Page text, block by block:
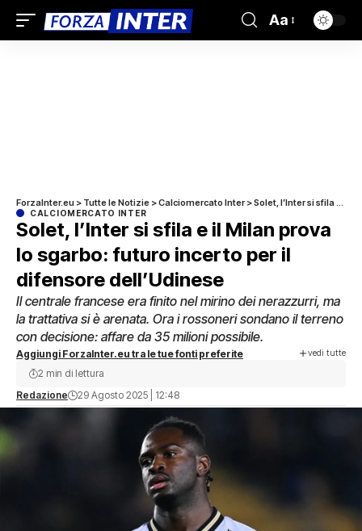
Aa
ForzaInter.eu > Tutte le Notizie >Calciomercato Inter>Solet, l’Inter si sfila e il Milan prova lo sgarbo: futuro incerto per il difensore dell’Udinese
CALCIOMERCATO INTER
Solet, l’Inter si sfila e il Milan prova
lo sgarbo: futuro incerto per il
difensore dell’Udinese
Il centrale francese era finito nel mirino dei nerazzurri, ma
la trattativa si è arenata. Ora i rossoneri sondano il terreno
con decisione: affare da 35 milioni possibile.
Aggiungi ForzaInter.eu tra le tue fonti preferite vedi tutte
Redazione 29 Agosto 2025 | 12:48
2 min di lettura